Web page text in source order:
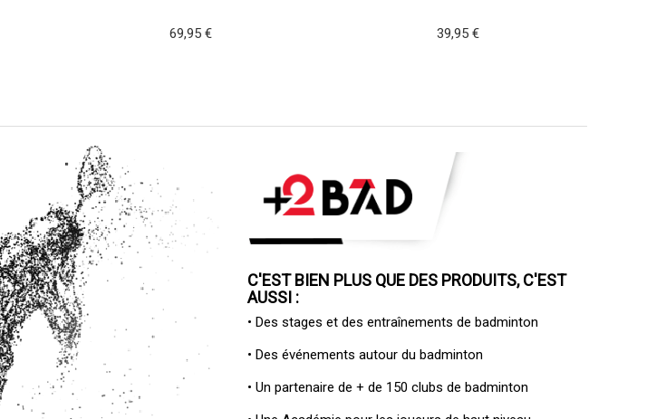
69,95 € 39,95 €
C'EST BIEN PLUS QUE DES PRODUITS, C'EST
AUSSI :
• Des stages et des entraînements de badminton
• Des événements autour du badminton
• Un partenaire de + de 150 clubs de badminton